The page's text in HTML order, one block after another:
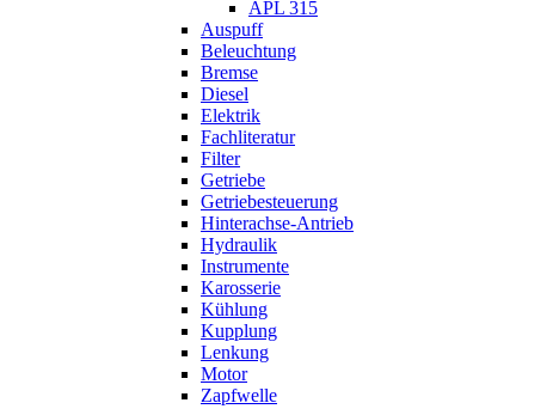
APL 315
Auspuff
Beleuchtung
Bremse
Diesel
Elektrik
Fachliteratur
Filter
Getriebe
Getriebesteuerung
Hinterachse-Antrieb
Hydraulik
Instrumente
Karosserie
Kühlung
Kupplung
Lenkung
Motor
Zapfwelle